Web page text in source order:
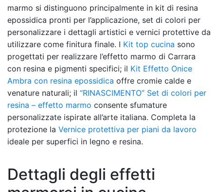
marmo si distinguono principalmente in kit di resina
epossidica pronti per l’applicazione, set di colori per
personalizzare i dettagli artistici e vernici protettive da
utilizzare come finitura finale. I Kit top cucina sono
progettati per realizzare l’effetto marmo di Carrara
con resina e pigmenti specifici; il Kit Effetto Onice
Ambra con resina epossidica offre cromie calde e
venature naturali; il “RINASCIMENTO” Set di colori per
resina – effetto marmo consente sfumature
personalizzate ispirate all’arte italiana. Completa la
protezione la Vernice protettiva per piani da lavoro
ideale per superfici in legno e resina.
Dettagli degli effetti